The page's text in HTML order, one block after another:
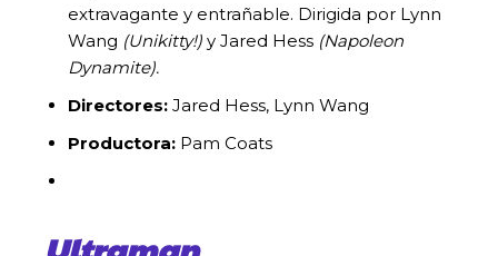
extravagante y entrañable. Dirigida por Lynn
Wang (Unikitty!) y Jared Hess (Napoleon
Dynamite).
Directores: Jared Hess, Lynn Wang
Productora: Pam Coats